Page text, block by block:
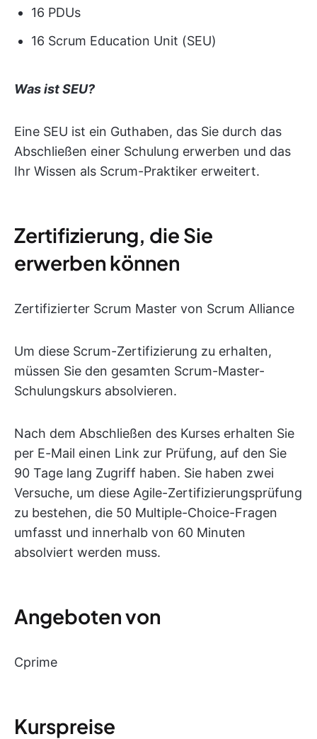
16 PDUs
16 Scrum Education Unit (SEU)
Was ist SEU?
Eine SEU ist ein Guthaben, das Sie durch das
Abschließen einer Schulung erwerben und das
Ihr Wissen als Scrum-Praktiker erweitert.
Zertifizierung, die Sie
erwerben können
Zertifizierter Scrum Master von Scrum Alliance
Um diese Scrum-Zertifizierung zu erhalten,
müssen Sie den gesamten Scrum-Master-
Schulungskurs absolvieren.
Nach dem Abschließen des Kurses erhalten Sie
per E-Mail einen Link zur Prüfung, auf den Sie
90 Tage lang Zugriff haben. Sie haben zwei
Versuche, um diese Agile-Zertifizierungsprüfung
zu bestehen, die 50 Multiple-Choice-Fragen
umfasst und innerhalb von 60 Minuten
absolviert werden muss.
Angeboten von
Cprime
Kurspreise